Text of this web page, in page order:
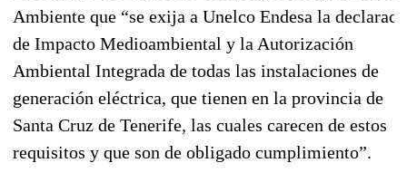
Ambiente que “se exija a Unelco Endesa la
de Impacto Medioambiental y la Autorización
Ambiental Integrada de todas las instalaciones de
generación eléctrica, que tienen en la provincia de
Santa Cruz de Tenerife, las cuales carecen de estos
requisitos y que son de obligado cumplimiento”.